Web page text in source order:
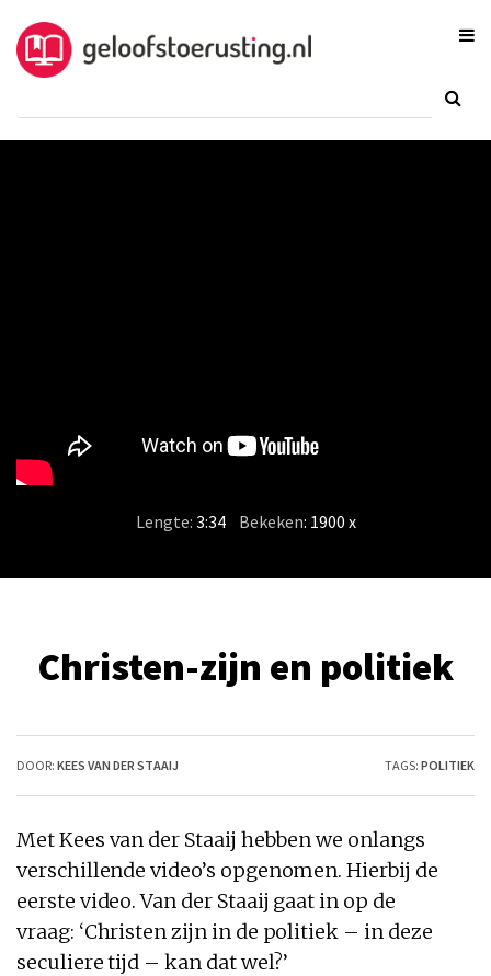
Lengte: 3:34/ Bekeken: 1900 x
Christen-zijn en politiek
DOOR: KEES VAN DER STAAIJ TAGS: POLITIEK
Met Kees van der Staaij hebben we onlangs
verschillende video’s opgenomen. Hierbij de
eerste video. Van der Staaij gaat in op de
vraag: ‘Christen zijnin de politiek – in deze
seculiere tijd – kan dat wel?’